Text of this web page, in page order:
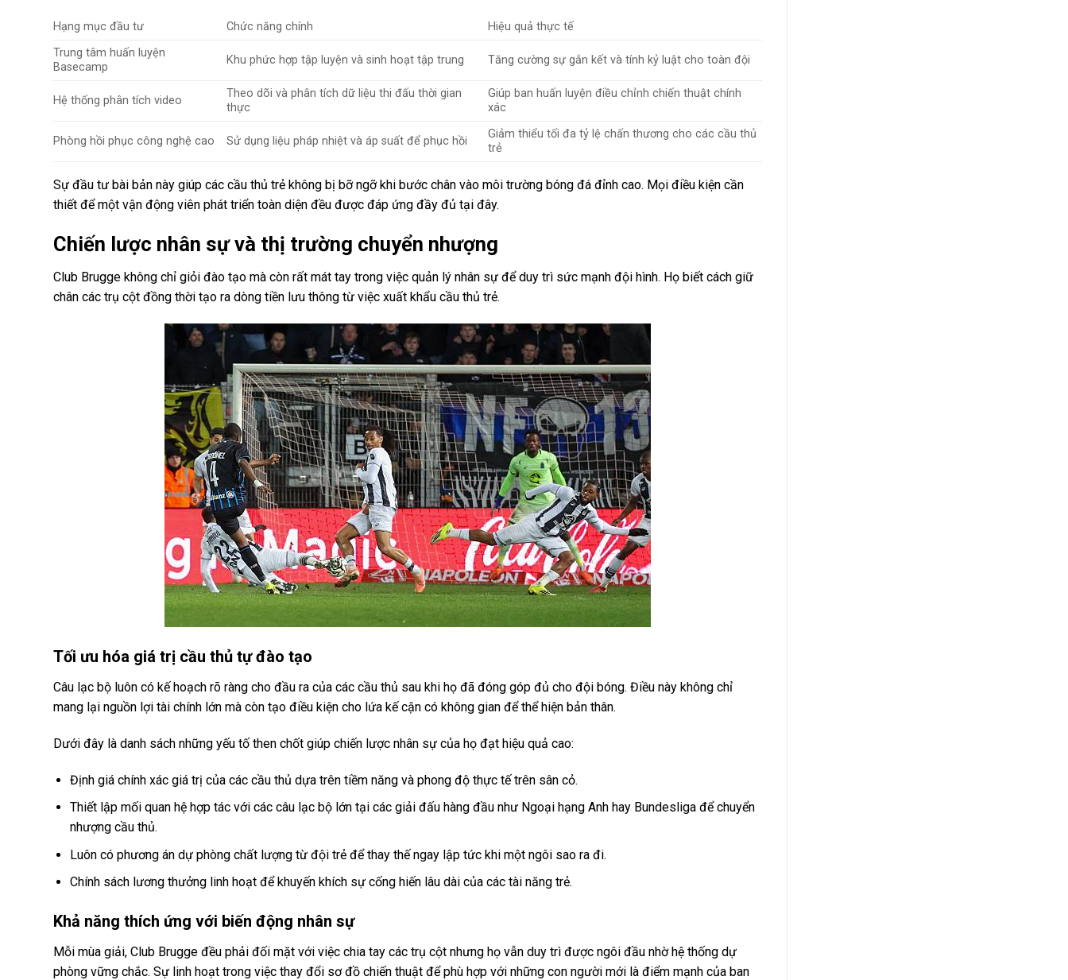
Hạng mục đầu tư Chức năng chính
Hiệu quả thực tế
Trung tâm huấn luyện
Basecamp
Khu phức hợp tập luyện và sinh hoạt tập trung Tăng cường sự gắn kết và tính kỷ luật cho toàn đội
Hệ thống phân tích video
Theo dõi và phân tích dữ liệu thi đấu thời gian
thực
Giúp ban huấn luyện điều chỉnh chiến thuật chính
xác
Phòng hồi phục công nghệ cao Sử dụng liệu pháp nhiệt và áp suất để phục hồi
Giảm thiểu tối đa tỷ lệ chấn thương cho các cầu thủ
trẻ
Sự đầu tư bài bản này giúp các cầu thủ trẻ không bị bỡ ngỡ khi bước chân vào môi trường bóng đá đỉnh cao. Mọi điều kiện cần
thiết để một vận động viên phát triển toàn diện đều được đáp ứng đầy đủ tại đây.
Chiến lược nhân sự và thị trường chuyển nhượng
Club Brugge không chỉ giỏi đào tạo mà còn rất mát tay trong việc quản lý nhân sự để duy trì sức mạnh đội hình. Họ biết cách giữ
chân các trụ cột đồng thời tạo ra dòng tiền lưu thông từ việc xuất khẩu cầu thủ trẻ.
Tối ưu hóa giá trị cầu thủ tự đào tạo
Câu lạc bộ luôn có kế hoạch rõ ràng cho đầu ra của các cầu thủ sau khi họ đã đóng góp đủ cho đội bóng. Điều này không chỉ
mang lại nguồn lợi tài chính lớn mà còn tạo điều kiện cho lứa kế cận có không gian để thể hiện bản thân.
Dưới đây là danh sách những yếu tố then chốt giúp chiến lược nhân sự của họ đạt hiệu quả cao:
Định giá chính xác giá trị của các cầu thủ dựa trên tiềm năng và phong độ thực tế trên sân cỏ.
Thiết lập mối quan hệ hợp tác với các câu lạc bộ lớn tại các giải đấu hàng đầu như Ngoại hạng Anh hay Bundesliga để chuyển
nhượng cầu thủ.
Luôn có phương án dự phòng chất lượng từ đội trẻ để thay thế ngay lập tức khi một ngôi sao ra đi.
Chính sách lương thưởng linh hoạt để khuyến khích sự cống hiến lâu dài của các tài năng trẻ.
Khả năng thích ứng với biến động nhân sự
Mỗi mùa giải, Club Brugge đều phải đối mặt với việc chia tay các trụ cột nhưng họ vẫn duy trì được ngôi đầu nhờ hệ thống dự
phòng vững chắc. Sự linh hoạt trong việc thay đổi sơ đồ chiến thuật để phù hợp với những con người mới là điểm mạnh của ban